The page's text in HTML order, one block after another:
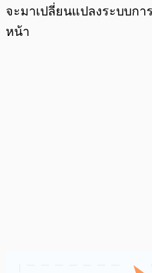
จะมาเปลี่ยนแปลงระบบกา
หน้า